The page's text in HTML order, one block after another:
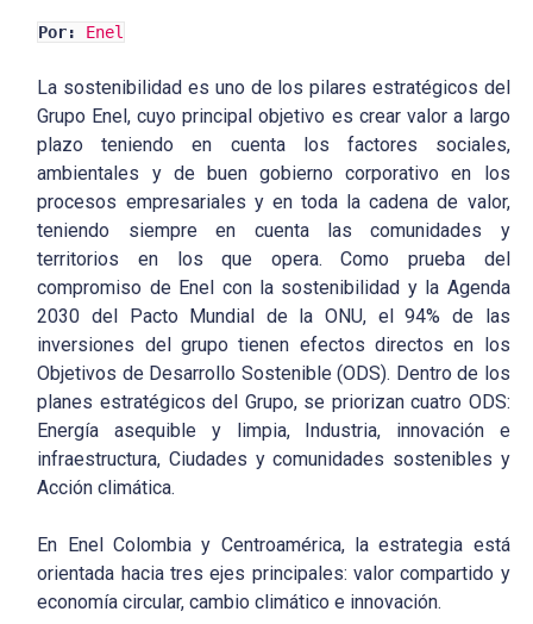
Por: Enel
La sostenibilidad es uno de los pilares estratégicos del
Grupo Enel, cuyo principal objetivo es crear valor a largo
plazo teniendo en cuenta los factores sociales,
ambientales y de buen gobierno corporativo en los
procesos empresariales y en toda la cadena de valor,
teniendo siempre en cuenta las comunidades y
territorios en los que opera. Como prueba del
compromiso de Enel con la sostenibilidad y la Agenda
2030 del Pacto Mundial de la ONU, el 94% de las
inversiones del grupo tienen efectos directos en los
Objetivos de Desarrollo Sostenible (ODS). Dentro de los
planes estratégicos del Grupo, se priorizan cuatro ODS:
Energía asequible y limpia, Industria, innovación e
infraestructura, Ciudades y comunidades sostenibles y
Acción climática.
En Enel Colombia y Centroamérica, la estrategia está
orientada hacia tres ejes principales: valor compartido y
economía circular, cambio climático e innovación.